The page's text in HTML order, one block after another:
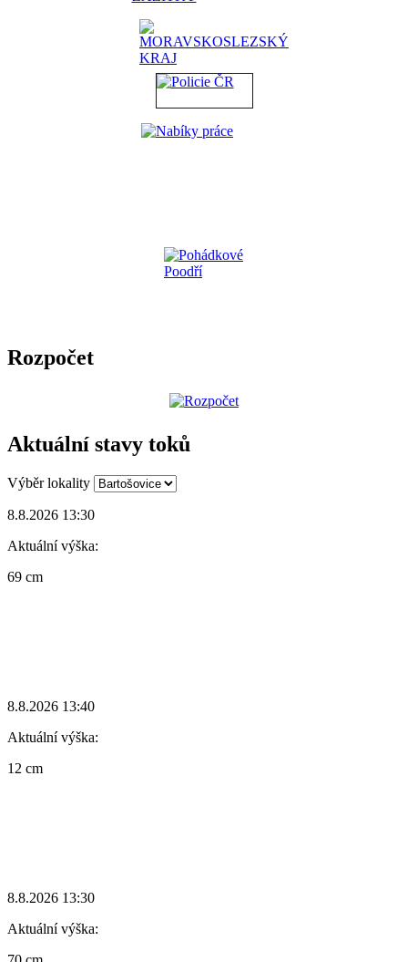
Rozpočet
Aktuální stavy toků
Výběr lokality
8.8.2026 13:30
Aktuální výška:
69 cm
8.8.2026 13:40
Aktuální výška:
12 cm
8.8.2026 13:30
Aktuální výška: